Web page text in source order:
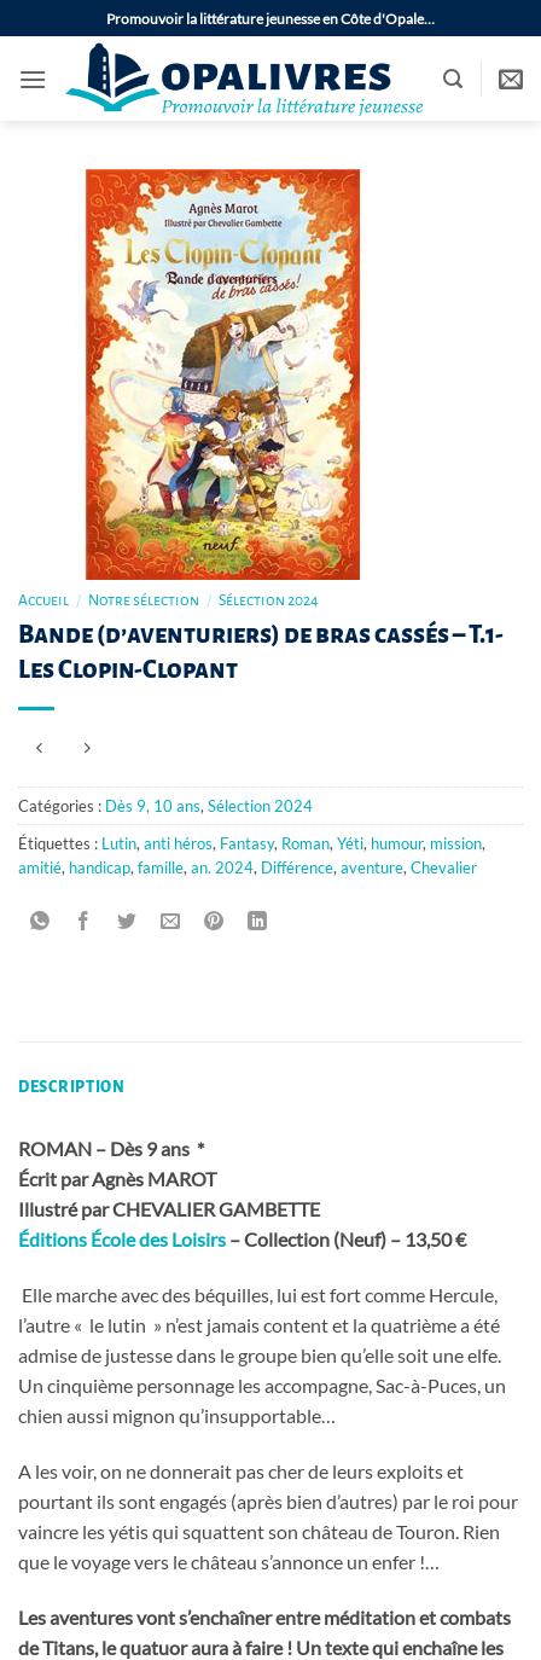
au
contenu
Promouvoir la littérature jeunesse en Côte d'Opale…
Accueil / Notre sélection / Sélection 2024
Bande (d’aventuriers) de bras cassés – T.1-
Les Clopin-Clopant
Catégories : Dès 9, 10 ans,Sélection 2024
Étiquettes : Lutin,anti héros, Fantasy, Roman,Yéti, humour, mission,
amitié, handicap,famille,an. 2024, Différence,aventure,Chevalier
DESCRIPTION
ROMAN – Dès 9 ans *
Écrit par Agnès MAROT
Illustré par CHEVALIER GAMBETTE
Éditions École des Loisirs – Collection (Neuf) – 13,50 €
Elle marche avec des béquilles, lui est fort comme Hercule,
l’autre « le lutin » n’est jamais content et la quatrième a été
admise de justesse dans le groupe bien qu’elle soit une elfe.
Un cinquième personnage les accompagne, Sac-à-Puces, un
chien aussi mignon qu’insupportable…
A les voir, on ne donnerait pas cher de leurs exploits et
pourtant ils sont engagés (après bien d’autres) par le roi pour
vaincre les yétis qui squattent son château de Touron. Rien
que le voyage vers le château s’annonce un enfer !…
Les aventures vont s’enchaîner entre méditation et combats
de Titans, le quatuor aura à faire ! Un texte qui enchaîne les